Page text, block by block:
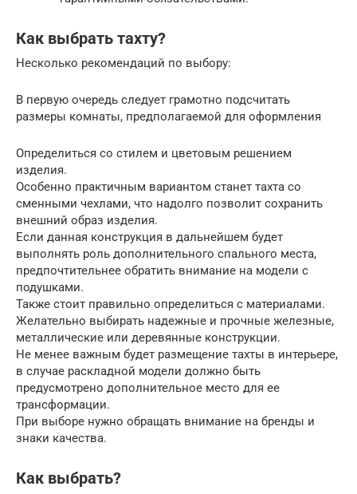
Как выбрать тахту?
Несколько рекомендаций по выбору:
В первую очередь следует грамотно подсчитать
размеры комнаты, предполагаемой для оформления
Определиться со стилем и цветовым решением
изделия.
Особенно практичным вариантом станет тахта со
сменными чехлами, что надолго позволит сохранить
внешний образ изделия.
Если данная конструкция в дальнейшем будет
выполнять роль дополнительного спального места,
предпочтительнее обратить внимание на модели с
подушками.
Также стоит правильно определиться с материалами.
Желательно выбирать надежные и прочные железные,
металлические или деревянные конструкции.
Не менее важным будет размещение тахты в интерьере,
в случае раскладной модели должно быть
предусмотрено дополнительное место для ее
трансформации.
При выборе нужно обращать внимание на бренды и
знаки качества.
Как выбрать?